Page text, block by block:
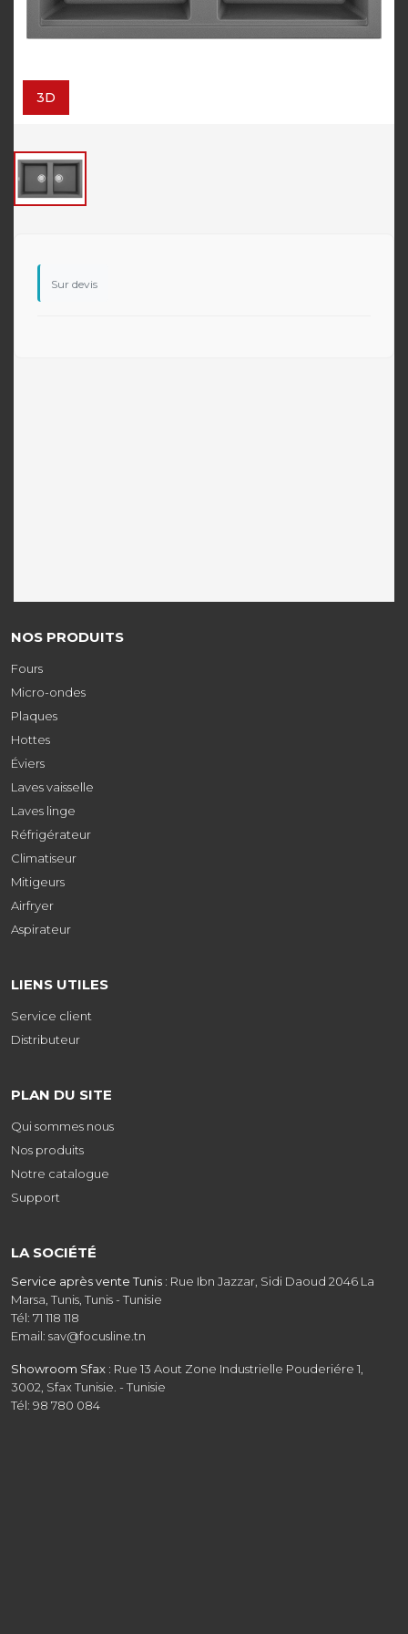
3D
Sur devis
NOS PRODUITS
Fours
Micro-ondes
Plaques
Hottes
Éviers
Laves vaisselle
Laves linge
Réfrigérateur
Climatiseur
Mitigeurs
Airfryer
Aspirateur
LIENS UTILES
Service client
Distributeur
PLAN DU SITE
Qui sommes nous
Nos produits
Notre catalogue
Support
LA SOCIÉTÉ
Service après vente Tunis : Rue Ibn Jazzar, Sidi Daoud 2046 La
Marsa, Tunis, Tunis - Tunisie
Tél: 71 118 118
Email: sav@focusline.tn
Showroom Sfax : Rue 13 Aout Zone Industrielle Pouderiére 1,
3002, Sfax Tunisie. - Tunisie
Tél: 98 780 084